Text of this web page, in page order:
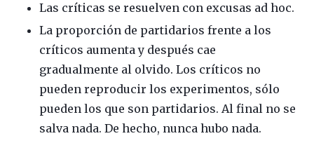
Las críticas se resuelven con excusas ad hoc.
La proporción de partidarios frente a los
críticos aumenta y después cae
gradualmente al olvido. Los críticos no
pueden reproducir los experimentos, sólo
pueden los que son partidarios. Al final no se
salva nada. De hecho, nunca hubo nada.